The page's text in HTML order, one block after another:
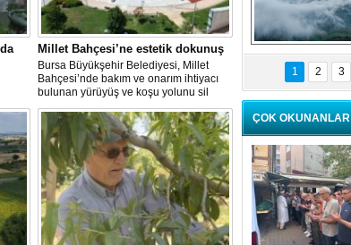
Millet Bahçesi’ne estetik dokunuş
Bursa Büyükşehir Belediyesi, Millet
Bahçesi’nde bakım ve onarım ihtiyacı
bulunan yürüyüş ve koşu yolunu sil
baştan yeniliyor.
Bursa'dan
büyüleyen
fotoğraflar
1 2 3
ÇOK OKUNANLAR